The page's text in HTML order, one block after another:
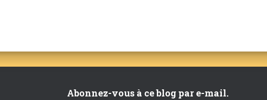
Abonnez-vous à ce blog par e-mail.